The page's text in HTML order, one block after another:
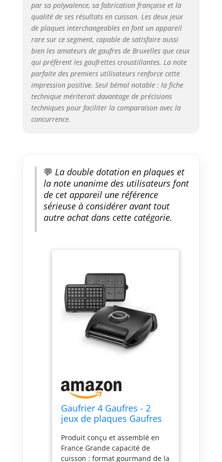
par sa polyvalence, sa fabrication française et la
qualité de ses résultats en cuisson. Les deux jeux
de plaques interchangeables en font un appareil
rare sur ce segment, capable de satisfaire aussi
bien les amateurs de gaufres de Bruxelles que ceux
qui préfèrent les gaufrettes croustillantes. La note
parfaite des premiers utilisateurs renforce cette
impression positive. Seul bémol notable : la fiche
technique mériterait davantage de précisions
techniques pour faciliter la comparaison avec la
concurrence.
💬 La double dotation en plaques et
la note unanime des utilisateurs font
de cet appareil une référence
sérieuse à considérer avant tout
autre achat dans cette catégorie.
Gaufrier 4 Gaufres - 2
jeux de plaques Gaufres
Produit conçu et assemblé en
France Grande capacité de
cuisson : format gourmand de la